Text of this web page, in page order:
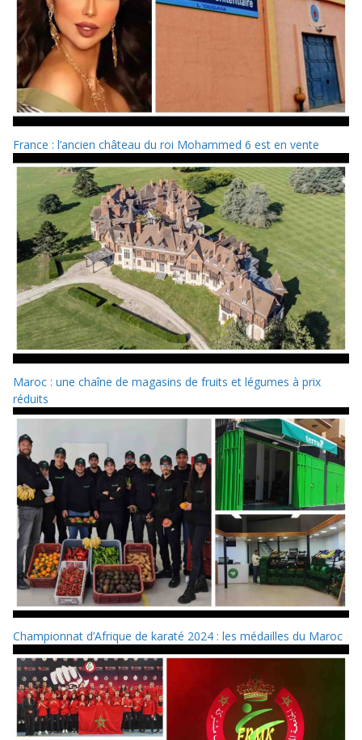
France : l’ancien château du roi Mohammed 6 est en vente
Maroc : une chaîne de magasins de fruits et légumes à prix
réduits
Championnat d’Afrique de karaté 2024 : les médailles du Maroc